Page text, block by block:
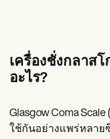
Patient Visit Summary
Help Center
Demos
Switch to Carepatron
Become a Partner
เครื่องชั่งกลาสโ
อะไร?
Glasgow Coma
ใช้กันอย่างแพร่หลาย